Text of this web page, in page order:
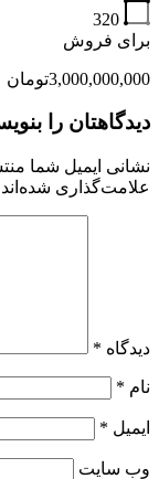
320
برای فروش
3,000,000,000تومان
دیدگاهتان را
نشانی ایمیل شما
علامت‌گذاری شده‌اند
دیدگاه *
نام *
ایمیل *
وب‌ سایت